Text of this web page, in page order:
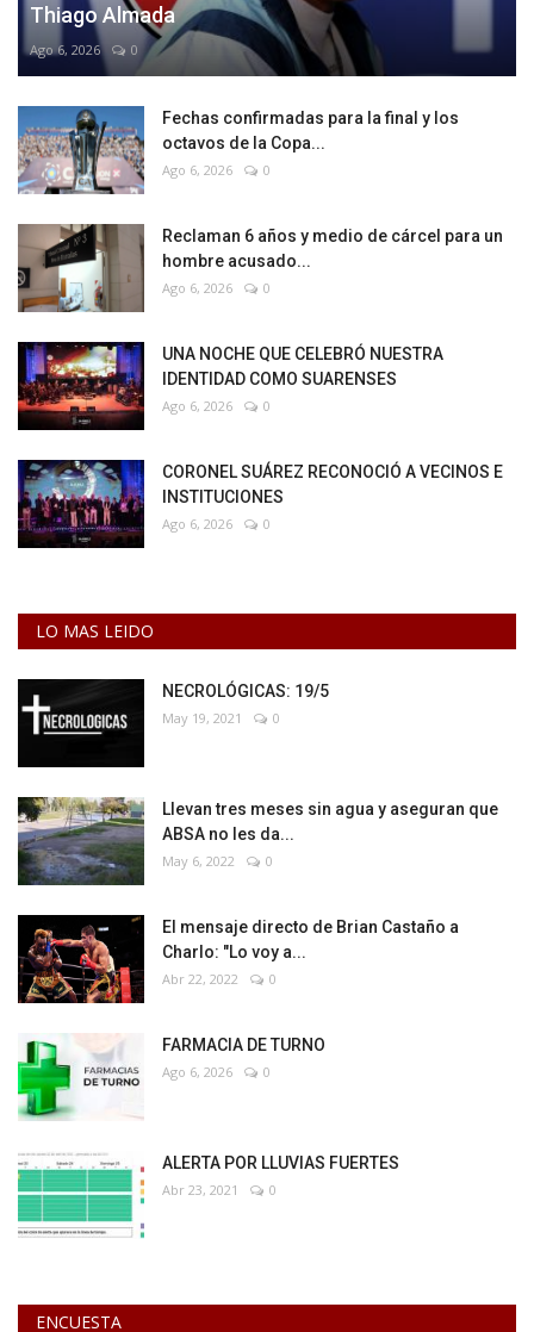
Thiago Almada
Ago 6, 2026 0
Fechas confirmadas para la final y los
octavos de la Copa...
Ago 6, 2026 0
Reclaman 6 años y medio de cárcel para un
hombre acusado...
Ago 6, 2026 0
UNA NOCHE QUE CELEBRÓ NUESTRA
IDENTIDAD COMO SUARENSES
Ago 6, 2026 0
CORONEL SUÁREZ RECONOCIÓ A VECINOS E
INSTITUCIONES
Ago 6, 2026 0
LO MAS LEIDO
NECROLÓGICAS: 19/5
May 19, 2021 0
Llevan tres meses sin agua y aseguran que
ABSA no les da...
May 6, 2022 0
El mensaje directo de Brian Castaño a
Charlo: "Lo voy a...
Abr 22, 2022 0
FARMACIA DE TURNO
Ago 6, 2026 0
ALERTA POR LLUVIAS FUERTES
Abr 23, 2021 0
ENCUESTA